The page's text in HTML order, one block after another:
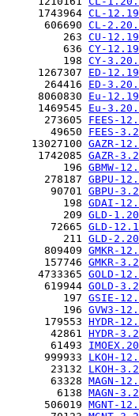
     1743964
CL-
      606690
CL-
         263
CU-
         636
CY-
         198
CY-
     1267307
ED-
      264416
ED-
     8060830
Eu-
     1469545
Eu-
      273605
FEES-
       49650
FEES-
    13027100
GAZR-
     1742085
GAZR-
         196
GBMW-
      278187
GBPU-
       90701
GBPU-
         198
GDAI-
         209
GLD-
       72665
GLD-
         211
GLD-
      809409
GMKR-
      157746
GMKR-
     4733365
GOLD-
      619944
GOLD-
         197
GSIE-
         196
GVW3-
      179553
HYDR-
       42861
HYDR-
       61493
      999933
LKOH-
       23132
LKOH-
       63328
MAGN-
        6138
MAGN-
      506019
MGNT-